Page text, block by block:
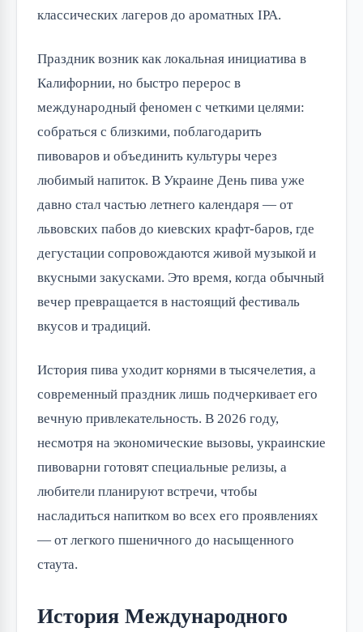
классических лагеров до ароматных IPA.
Праздник возник как локальная инициатива в
Калифорнии, но быстро перерос в
международный феномен с четкими целями:
собраться с близкими, поблагодарить
пивоваров и объединить культуры через
любимый напиток. В Украине День пива уже
давно стал частью летнего календаря — от
львовских пабов до киевских крафт-баров, где
дегустации сопровождаются живой музыкой и
вкусными закусками. Это время, когда обычный
вечер превращается в настоящий фестиваль
вкусов и традиций.
История пива уходит корнями в тысячелетия, а
современный праздник лишь подчеркивает его
вечную привлекательность. В 2026 году,
несмотря на экономические вызовы, украинские
пивоварни готовят специальные релизы, а
любители планируют встречи, чтобы
насладиться напитком во всех его проявлениях
— от легкого пшеничного до насыщенного
стаута.
История Международного